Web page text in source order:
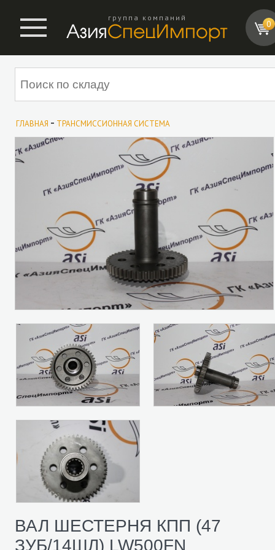
0
группа компаний
ГЛАВНАЯ - ТРАНСМИССИОННАЯ СИСТЕМА
ВАЛ ШЕСТЕРНЯ КПП (47
ЗУБ/14ШЛ) LW500FN